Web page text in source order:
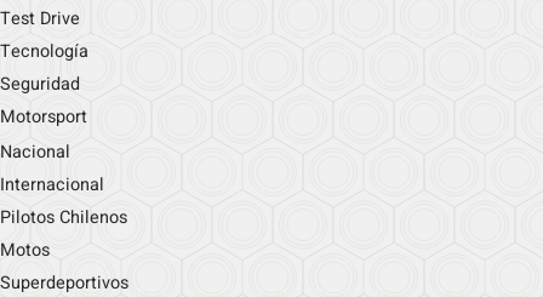
Test Drive
Tecnología
Seguridad
Motorsport
Nacional
Internacional
Pilotos Chilenos
Motos
Superdeportivos